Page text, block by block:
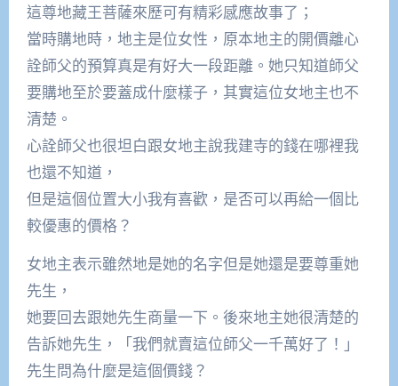
這尊地藏王菩薩來歷可有精彩感應故事了；
當時購地時，地主是位女性，原本地主的開價離心
詮師父的預算真是有好大一段距離。她只知道師父
要購地至於要蓋成什麼樣子，其實這位女地主也不
清楚。
心詮師父也很坦白跟女地主說我建寺的錢在哪裡我
也還不知道，
但是這個位置大小我有喜歡，是否可以再給一個比
較優惠的價格？
女地主表示雖然地是她的名字但是她還是要尊重她
先生，
她要回去跟她先生商量一下。後來地主她很清楚的
告訴她先生，「我們就賣這位師父一千萬好了！」
先生問為什麼是這個價錢？